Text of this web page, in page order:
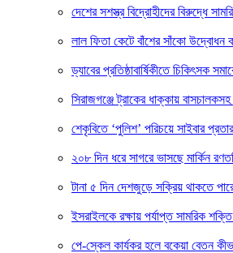
দেশের সশস্ত্র বিদ্রোহীদের বিরুদ্ধে
লাল ফিতা কেটে বাঁশের সাঁকো উদ্বোধন
ড্যাবের প্রতিষ্ঠাবার্ষিকীতে চিকিৎসক
সিরাজগঞ্জে ট্রাকের ধাক্কায়
শেকৃবিতে ‘পুলিশ’ পরিচয়ে সাইবার
২০৮ দিন ধরে সাগরে ভাসছে মার্কিন
টানা ৫ দিন দেশজুড়ে সক্রিয় থাকতে
ইসরাইলকে রক্ষায় পর্যাপ্ত সামরিক
পে-স্কেল কার্যকর হলে বকেয়া বেতন